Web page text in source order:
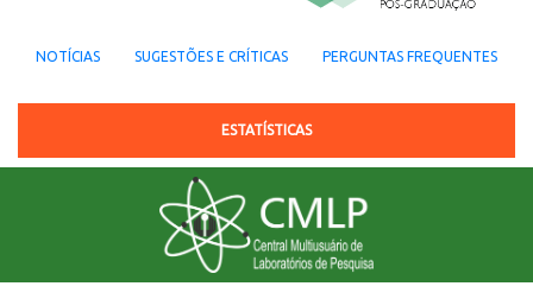
NOTÍCIAS SUGESTÕES E CRÍTICAS PERGUNTAS FREQUENTES
ESTATÍSTICAS